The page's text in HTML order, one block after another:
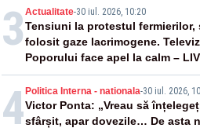
3 Actualitate-30 iul. 2026, 10:20
Tensiuni la protestul fermierilor,
folosit gaze lacrimogene.
Poporului face apel la calm –
TEXT
4 Politica Interna - nationala-30 iul. 2026,
Victor Ponta: „Vreau să
sfârșit, apar dovezile… De asta